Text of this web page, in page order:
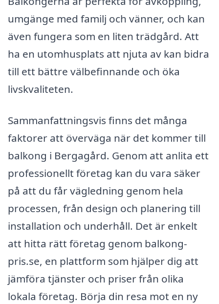
umgänge med familj och vänner, och kan
även fungera som en liten trädgård. Att
ha en utomhusplats att njuta av kan bidra
till ett bättre välbefinnande och öka
livskvaliteten.
Sammanfattningsvis finns det många
faktorer att överväga när det kommer till
balkong i Bergagård. Genom att anlita ett
professionellt företag kan du vara säker
på att du får vägledning genom hela
processen, från design och planering till
installation och underhåll. Det är enkelt
att hitta rätt företag genom balkong-
pris.se, en plattform som hjälper dig att
jämföra tjänster och priser från olika
lokala företag. Börja din resa mot en ny